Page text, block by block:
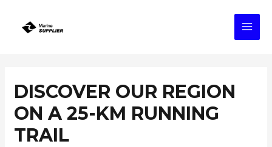
content
DISCOVER OUR REGION
ON A 25-KM RUNNING
TRAIL